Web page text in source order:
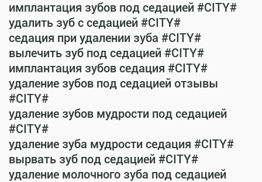
имплантация зубов под седацией #CITY#
удалить зуб с седацией #CITY#
седация при удалении зуба #CITY#
вылечить зуб под седацией #CITY#
имплантация зубов седация #CITY#
удаление зубов под седацией отзывы
#CITY#
удаление зубов мудрости под седацией
#CITY#
удаление зуба мудрости седация #CITY#
вырвать зуб под седацией #CITY#
удаление молочного зуба под седацией